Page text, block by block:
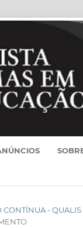
CONTÍNUA -